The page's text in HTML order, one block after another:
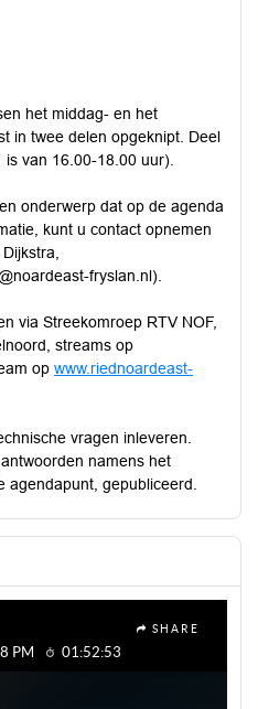
het middag- en het
in twee delen opgeknipt. Deel
van 16.00-18.00 uur).
onderwerp dat op de agenda
kunt u contact opnemen
fryslan.nl).
via Streekomroep RTV NOF,
streams op
op www.riednoardeast-
vragen inleveren.
namens het
agendapunt, gepubliceerd.